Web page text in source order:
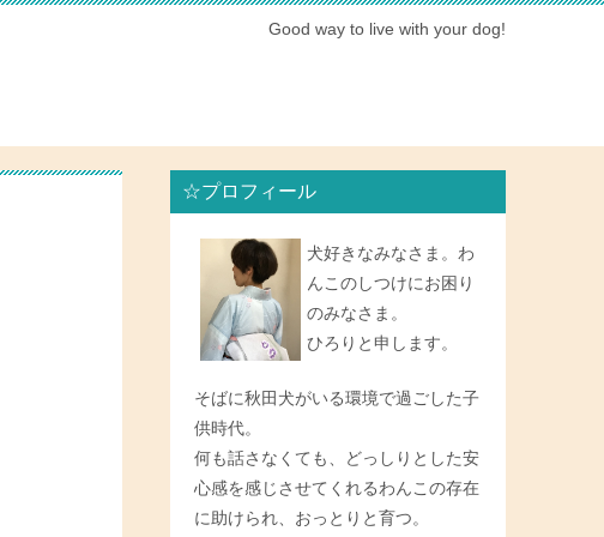
Good way to live with your dog!
☆プロフィール
犬好きなみなさま。わ
んこのしつけにお困り
のみなさま。
ひろりと申します。
そばに秋田犬がいる環境で過ごした子
供時代。
何も話さなくても、どっしりとした安
心感を感じさせてくれるわんこの存在
に助けられ、おっとりと育つ。